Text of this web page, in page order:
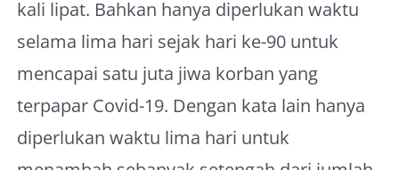
kali lipat. Bahkan hanya diperlukan waktu
selama lima hari sejak hari ke-90 untuk
mencapai satu juta jiwa korban yang
terpapar Covid-19. Dengan kata lain hanya
diperlukan waktu lima hari untuk